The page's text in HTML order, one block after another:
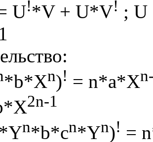
U!*V + U*V! ; U
*b*Xn)! = n*a*X
2n-1
*Yn*b*cn*Yn)! =